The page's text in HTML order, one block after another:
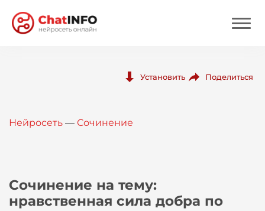
Вход
Установить Поделиться
Нейросеть — Сочинение
Сочинение на тему:
нравственная сила добра по